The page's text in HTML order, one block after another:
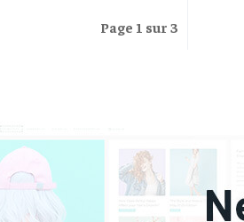
Page 1 sur 3